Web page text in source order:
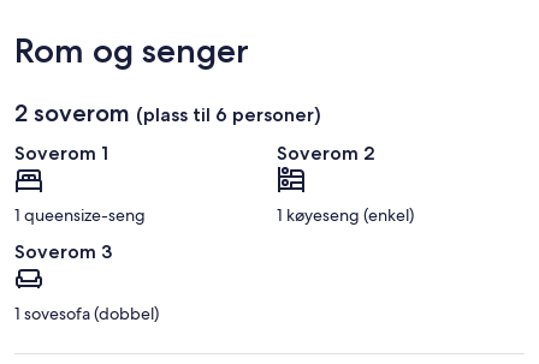
int.)
Rom og senger
2 soverom (plass til 6 personer)
Soverom 1
1 queensize-seng
Soverom 2
1 køyeseng (enkel)
Soverom 3
1 sovesofa (dobbel)